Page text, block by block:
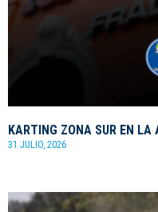
KARTING ZONA SUR EN LA
31 JULIO, 2026